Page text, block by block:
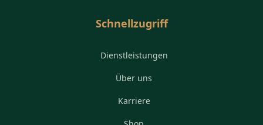
Schnellzugriff
Dienstleistungen
Über uns
Karriere